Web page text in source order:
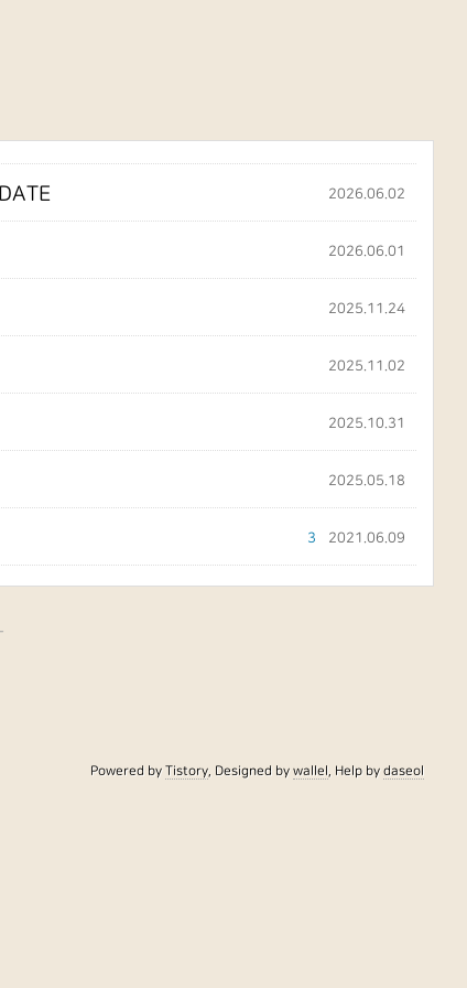
2026.06.02
2026.06.01
2025.11.24
2025.11.02
2025.10.31
2025.05.18
2021.06.09
3
Powered byTistory, Designed bywallel, Help bydaseol